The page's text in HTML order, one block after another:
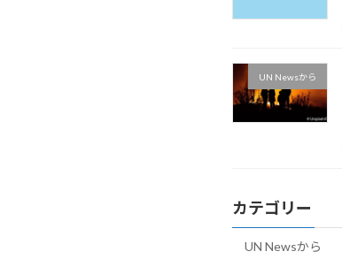
UN Newsから
カテゴリー
UN Newsから